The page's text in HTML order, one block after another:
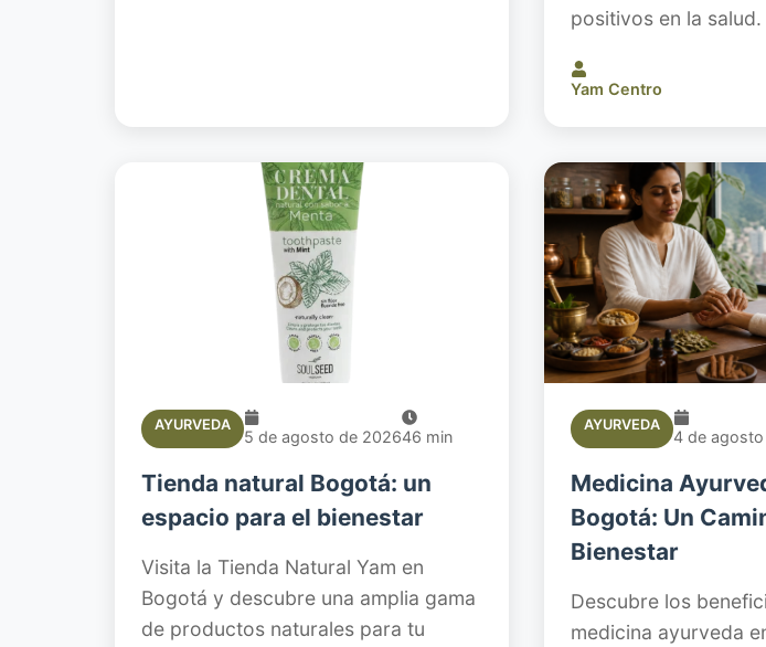
positivos en la salud.
Yam Centro
AYURVEDA
5 de agosto de 202646 min
Tienda natural Bogotá: un
espacio para el bienestar
Visita la Tienda Natural Yam en
Bogotá y descubre una amplia gama
de productos naturales para tu
AYURVEDA
4 de
Medicina
Bogotá: Un
Bienestar
Descubre los
medicina ayurveda